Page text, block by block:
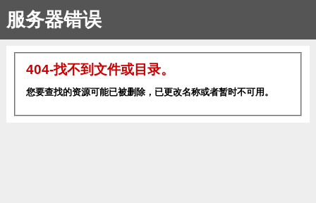
服务器错误
404-找不到文件或目录。
您要查找的资源可能已被删除，已更改名称或者暂时不可用。